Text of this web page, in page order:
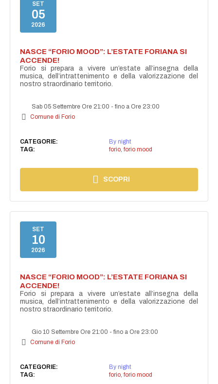
SET
05
2026
NASCE “FORIO MOOD”: L’ESTATE FORIANA SI
ACCENDE!
Forio si prepara a vivere un’estate all’insegna della
musica, dell’intrattenimento e della valorizzazione del
nostro straordinario territorio.
Sab 05 Settembre Ore 21:00 -fino a Ore 23:00
Comune di Forio
CATEGORIE:
By night
TAG:
forio, forio mood
SCOPRI
SET
10
2026
NASCE “FORIO MOOD”: L’ESTATE FORIANA SI
ACCENDE!
Forio si prepara a vivere un’estate all’insegna della
musica, dell’intrattenimento e della valorizzazione del
nostro straordinario territorio.
Gio 10 Settembre Ore 21:00 -fino a Ore 23:00
Comune di Forio
CATEGORIE:
By night
TAG:
forio, forio mood